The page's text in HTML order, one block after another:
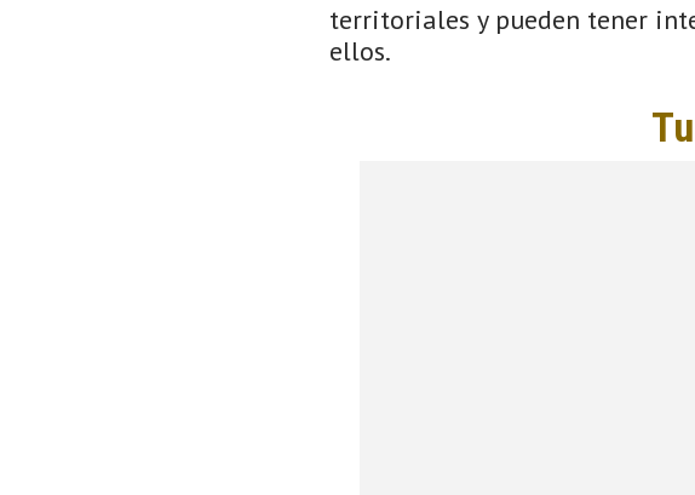
territoriales y pueden tener
ellos.